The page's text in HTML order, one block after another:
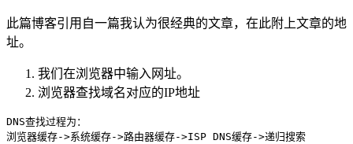
此篇博客引用自一篇我认为很经典的文章，在此附上文章的地
址。
我们在浏览器中输入网址。
浏览器查找域名对应的IP地址
DNS查找过程为：
浏览器缓存->系统缓存->路由器缓存->ISP DNS缓存->递归搜索